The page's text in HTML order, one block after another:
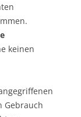
keinen
Gebrauch